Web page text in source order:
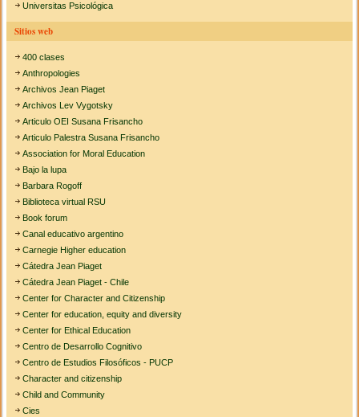
Universitas Psicológica
Sitios web
400 clases
Anthropologies
Archivos Jean Piaget
Archivos Lev Vygotsky
Articulo OEI Susana Frisancho
Articulo Palestra Susana Frisancho
Association for Moral Education
Bajo la lupa
Barbara Rogoff
Biblioteca virtual RSU
Book forum
Canal educativo argentino
Carnegie Higher education
Cátedra Jean Piaget
Cátedra Jean Piaget - Chile
Center for Character and Citizenship
Center for education, equity and diversity
Center for Ethical Education
Centro de Desarrollo Cognitivo
Centro de Estudios Filosóficos - PUCP
Character and citizenship
Child and Community
Cies